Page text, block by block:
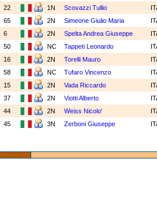
22
1N Scovazzi Tullio
65
2N Simeone Giulio Maria
6
2N Spelta Andrea Giuseppe
50
NC Tappeti Leonardo
16
2N Torelli Mauro
58
NC Tufaro Vincenzo
15
2N Vada Riccardo
37
2N Viotti Alberto
44
2N Weiss Nicolo'
45
3N Zerboni Giuseppe